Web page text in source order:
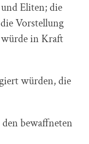
Eliten; die
Vorstellung
würde in Kraft
würden, die
bewaffneten